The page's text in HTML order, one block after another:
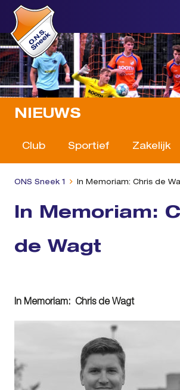
NIEUWS
Club Sportief Zakelijk
ONS Sneek 1 In Memoriam: Chris de
In Memoriam:
de Wagt
In Memoriam: Chris de Wagt